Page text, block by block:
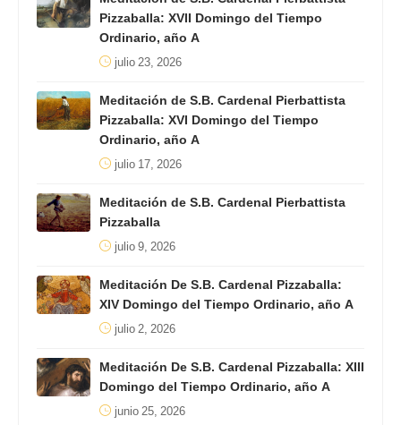
Pizzaballa: XVII Domingo del Tiempo
Ordinario, año A
julio 23, 2026
Meditación de S.B. Cardenal Pierbattista
Pizzaballa: XVI Domingo del Tiempo
Ordinario, año A
julio 17, 2026
Meditación de S.B. Cardenal Pierbattista
Pizzaballa
julio 9, 2026
Meditación De S.B. Cardenal Pizzaballa:
XIV Domingo del Tiempo Ordinario, año A
julio 2, 2026
Meditación De S.B. Cardenal Pizzaballa: XIII
Domingo del Tiempo Ordinario, año A
junio 25, 2026